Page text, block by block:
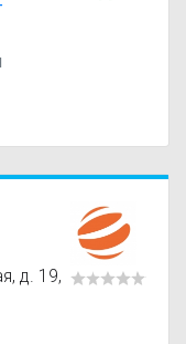
д. 19,